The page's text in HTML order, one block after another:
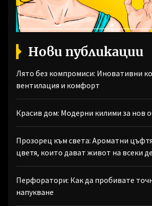
Нови публикации
Лято без компромиси: Иновативни
вентилация и комфорт
Красив дом: Модерни килими за нов
Прозорец към света: Ароматни
цветя, които дават живот на всеки
Перфоратори: Как да пробивате
напукване